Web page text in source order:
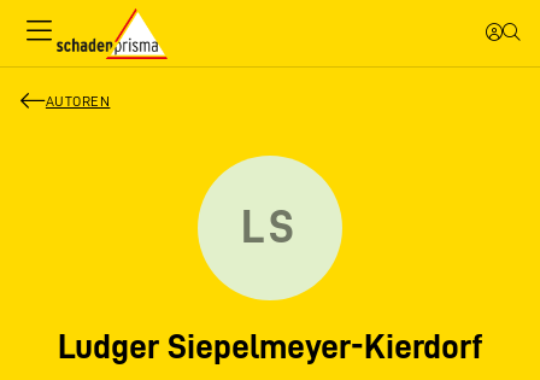
AUTOREN
LS
Ludger Siepelmeyer-Kierdorf